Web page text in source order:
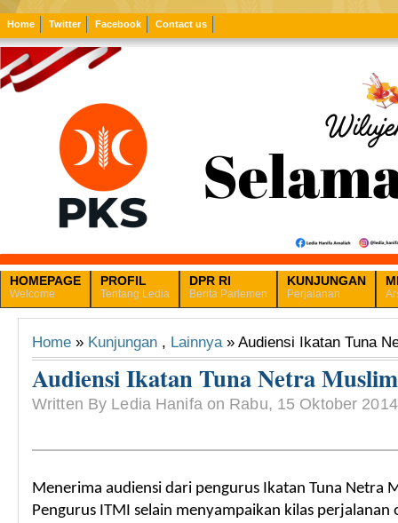
Home Twitter Facebook Contact us
HOMEPAGE
Welcome
PROFIL
Tentang Ledia
DPR RI
Berita Parlemen
KUNJUNGAN
Perjalanan
Home » Kunjungan , Lainnya» Audiensi Ikatan Tuna
Audiensi Ikatan Tuna Netra
Written By Ledia Hanifa on Rabu, 15 Oktober
Menerima audiensi dari pengurus Ikatan Tuna Netra
Pengurus ITMI selain menyampaikan kilas perjalanan